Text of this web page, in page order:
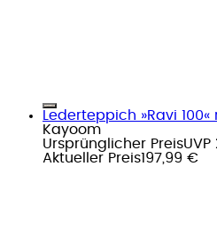
Lederteppich »Ravi
Kayoom
Ursprünglicher Preis
Aktueller Preis197,99 €